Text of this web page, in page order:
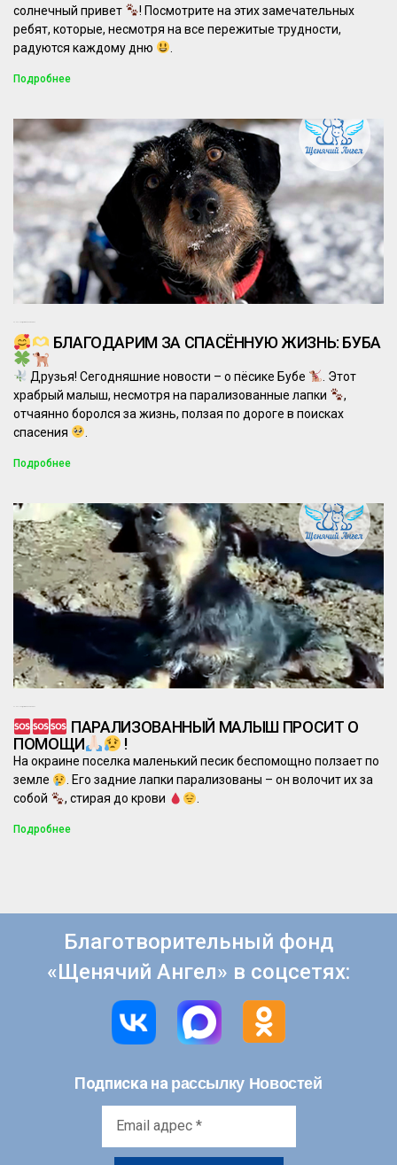
солнечный привет
! Посмотрите на этих замечательных
ребят, которые, несмотря на все пережитые трудности,
радуются каждому дню
Подробнее
БЛАГОДАРИМ ЗА СПАСЁННУЮ ЖИЗНЬ: БУБА
Друзья! Сегодняшние новости – о пёсике Бубе
. Этот
храбрый малыш, несмотря на парализованные лапки
,
отчаянно боролся за жизнь, ползая по дороге в поисках
спасения
Подробнее
ПАРАЛИЗОВАННЫЙ МАЛЫШ ПРОСИТ О
ПОМОЩИ
!
На окраине поселка маленький песик беспомощно ползает по
земле
. Его задние лапки парализованы – он волочит их за
собой
, стирая до крови .
Подробнее
Благотворительный фонд
«Щенячий Ангел» в соцсетях:
Подписка на рассылку Новостей